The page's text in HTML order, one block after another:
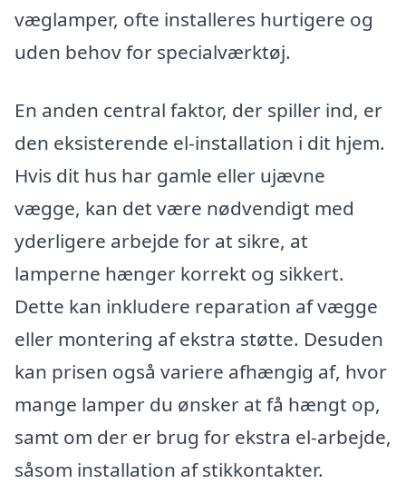
væglamper, ofte installeres hurtigere og
uden behov for specialværktøj.
En anden central faktor, der spiller ind, er
den eksisterende el-installation i dit hjem.
Hvis dit hus har gamle eller ujævne
vægge, kan det være nødvendigt med
yderligere arbejde for at sikre, at
lamperne hænger korrekt og sikkert.
Dette kan inkludere reparation af vægge
eller montering af ekstra støtte. Desuden
kan prisen også variere afhængig af, hvor
mange lamper du ønsker at få hængt op,
samt om der er brug for ekstra el-arbejde,
såsom installation af stikkontakter.